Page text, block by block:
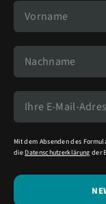
Mit dem Absenden des
die Datenschutzerklärung der